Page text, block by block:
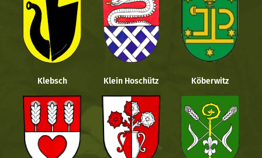
Klebsch Klein Hoschütz Köberwitz